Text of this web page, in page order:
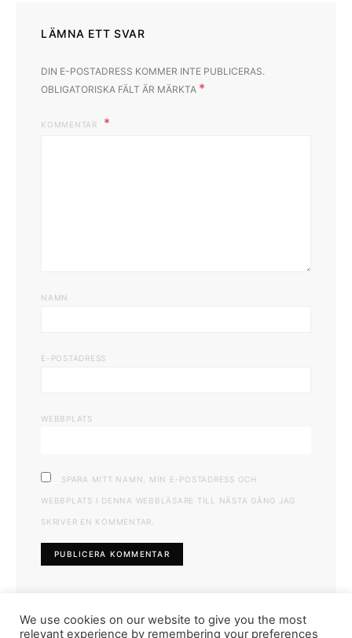
LÄMNA ETT SVAR
DIN E-POSTADRESS KOMMER INTE PUBLICERAS.
OBLIGATORISKA FÄLT ÄR MÄRKTA *
KOMMENTAR
NAMN
E-POSTADRESS
WEBBPLATS
SPARA MITT NAMN, MIN E-POSTADRESS OCH
WEBBPLATS I DENNA WEBBLÄSARE TILL NÄSTA GÅNG JAG
SKRIVER EN KOMMENTAR.
We use cookies on our website to give you the most
relevant experience by remembering your preferences